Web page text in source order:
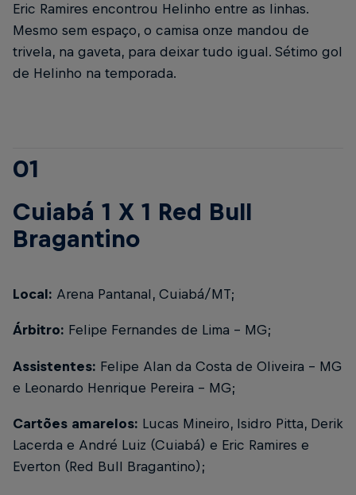
Eric Ramires encontrou Helinho entre as linhas.
Mesmo sem espaço, o camisa onze mandou de
trivela, na gaveta, para deixar tudo igual. Sétimo gol
de Helinho na temporada.
01
Cuiabá 1 X 1 Red Bull
Bragantino
Local: Arena Pantanal, Cuiabá/MT;
Árbitro: Felipe Fernandes de Lima – MG;
Assistentes: Felipe Alan da Costa de Oliveira – MG
e Leonardo Henrique Pereira – MG;
Cartões amarelos: Lucas Mineiro, Isidro Pitta, Derik
Lacerda e André Luiz (Cuiabá) e Eric Ramires e
Everton (Red Bull Bragantino);